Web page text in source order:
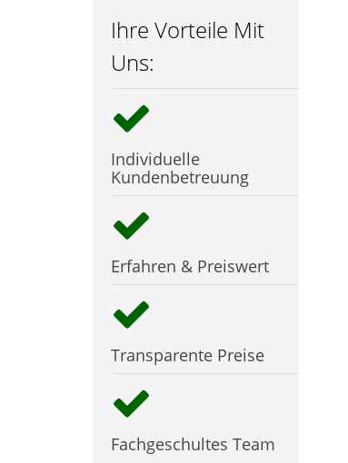
Ihre Vorteile Mit
Uns:
Individuelle
Kundenbetreuung
Erfahren & Preiswert
Transparente Preise
Fachgeschultes Team